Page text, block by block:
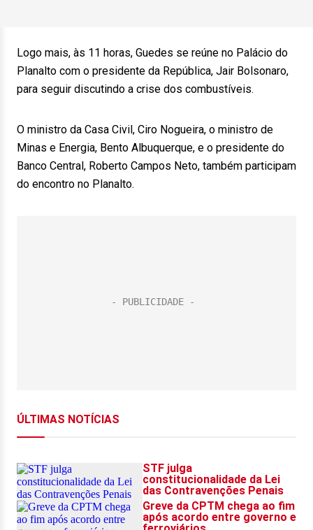
Logo mais, às 11 horas, Guedes se reúne no Palácio do
Planalto com o presidente da República, Jair Bolsonaro,
para seguir discutindo a crise dos combustíveis.
O ministro da Casa Civil, Ciro Nogueira, o ministro de
Minas e Energia, Bento Albuquerque, e o presidente do
Banco Central, Roberto Campos Neto, também participam
do encontro no Planalto.